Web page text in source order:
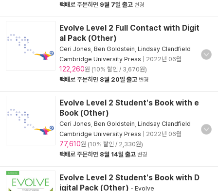
택배로 주문하면 9월 7일 출고 변경
Evolve Level 2 Full Contact with Digit
al Pack (Other)
Ceri Jones Ben Goldstein Lindsay Clandfield
Cambridge University Press
2022년 06월
122,260원 (10% 할인 / 3,670원)
택배로 주문하면 8월 20일 출고 변경
Evolve Level 2 Student's Book with e
Book (Other)
Ceri Jones Ben Goldstein Lindsay Clandfield
Cambridge University Press
2022년 06월
77,610원 (10% 할인 / 2,330원)
택배로 주문하면 8월 14일 출고 변경
Evolve Level 2 Student's Book with D
igital Pack (Other) - Evolve